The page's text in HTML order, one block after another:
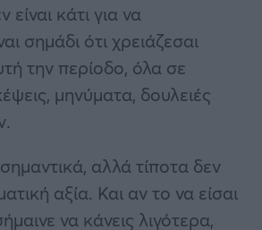
κάτι για να
σημάδι ότι χρειάζεσαι
την περίοδο, όλα σε
μηνύματα, δουλειές
αλλά τίποτα δεν
αξία. Και αν το να είσαι
να κάνεις λιγότερα,